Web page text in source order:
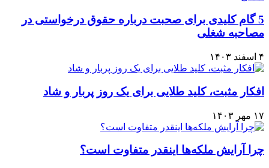
5 گام کلیدی برای صحبت درباره حقوق درخواستی در
مصاحبه شغلی
۴ اسفند ۱۴۰۳
افکار مثبت، کلید طلایی برای یک روز پربار و شاد
۱۷ مهر ۱۴۰۳
چرا آرایش ملکه‌ها اینقدر متفاوت است؟